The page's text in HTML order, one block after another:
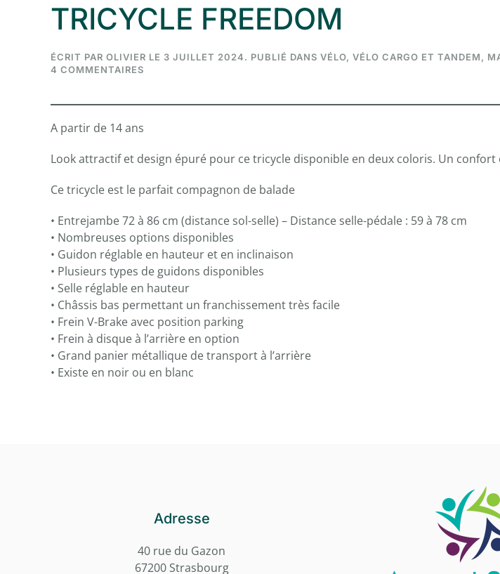
TRICYCLE FREEDOM
ÉCRIT PAR OLIVIER LE 3 JUILLET 2024. PUBLIÉ DANS VÉLO, VÉLO CARGO ET TANDEM,
4 COMMENTAIRES
A partir de 14 ans
Look attractif et design épuré pour ce tricycle disponible en deux coloris. Un
Ce tricycle est le parfait compagnon de balade
• Entrejambe 72 à 86 cm (distance sol-selle) – Distance selle-pédale : 59 à 78 cm
• Nombreuses options disponibles
• Guidon réglable en hauteur et en inclinaison
• Plusieurs types de guidons disponibles
• Selle réglable en hauteur
• Châssis bas permettant un franchissement très facile
• Frein V-Brake avec position parking
• Frein à disque à l’arrière en option
• Grand panier métallique de transport à l’arrière
• Existe en noir ou en blanc
Adresse
40 rue du Gazon
67200 Strasbourg